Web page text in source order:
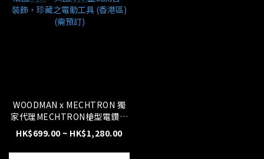
WOODMAN x MECHTRON 獨
家代理MECHTRON槍型電鑽🛠
法國🇫🇷，美國🇺🇸正式開售 -
裝飾，珍藏之電動工具 (香港區)
(需預訂)
HK$699.00 ~ HK$1,280.00